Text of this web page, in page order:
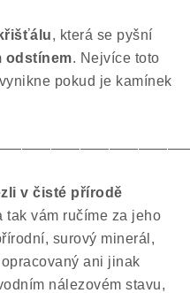
, která se pyšní
odstínem. Nejvíce toto
pokud je kamínek
v čisté přírodě
tak vám ručíme za jeho
surový minerál,
ani jinak
nálezovém stavu,